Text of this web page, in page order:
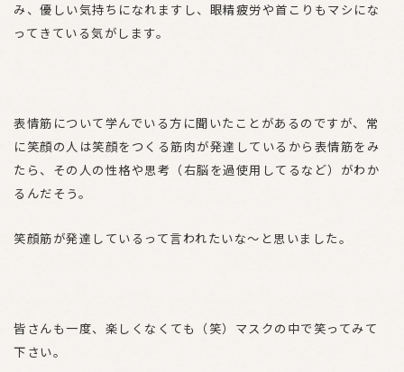
み、優しい気持ちになれますし、眼精疲労や首こりもマシにな
ってきている気がします。
表情筋について学んでいる方に聞いたことがあるのですが、常
に笑顔の人は笑顔をつくる筋肉が発達しているから表情筋をみ
たら、その人の性格や思考（右脳を過使用してるなど）がわか
るんだそう。
笑顔筋が発達しているって言われたいな～と思いました。
皆さんも一度、楽しくなくても（笑）マスクの中で笑ってみて
下さい。